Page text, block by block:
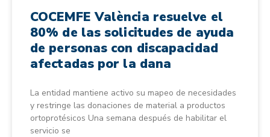
COCEMFE València resuelve el
80% de las solicitudes de ayuda
de personas con discapacidad
afectadas por la dana
La entidad mantiene activo su mapeo de necesidades
y restringe las donaciones de material a productos
ortoprotésicos Una semana después de habilitar el
servicio se